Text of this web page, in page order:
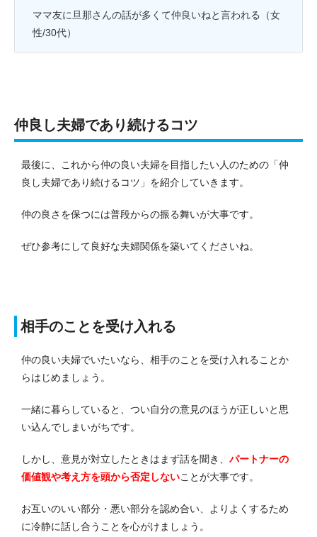
ママ友に旦那さんの話が多くて仲良いねと言われる（女
性/30代）
仲良し夫婦であり続けるコツ
最後に、これから仲の良い夫婦を目指したい人のための「仲
良し夫婦であり続けるコツ」を紹介していきます。
仲の良さを保つには普段からの振る舞いが大事です。
ぜひ参考にして良好な夫婦関係を築いてくださいね。
相手のことを受け入れる
仲の良い夫婦でいたいなら、相手のことを受け入れることか
らはじめましょう。
一緒に暮らしていると、つい自分の意見のほうが正しいと思
い込んでしまいがちです。
しかし、意見が対立したときはまず話を聞き、 パートナーの
価値観や考え方を頭から否定しないことが大事です。
お互いのいい部分・悪い部分を認め合い、よりよくするため
に冷静に話し合うことを心がけましょう。